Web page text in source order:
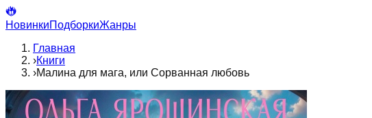
НовинкиПодборкиЖанры
Главная
›Книги
›Малина для мага, или Сорванная любовь